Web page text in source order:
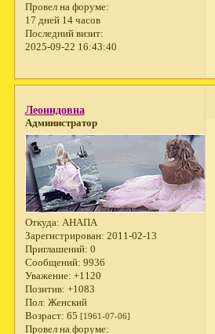
Провел на форуме:
17 дней 14 часов
Последний визит:
2025-09-22 16:43:40
Леонидовна
Администратор
Откуда: АНАПА
Зарегистрирован: 2011-02-13
Приглашений: 0
Сообщений: 9936
Уважение: +1120
Позитив: +1083
Пол: Женский
Возраст: 65 [1961-07-06]
Провел на форуме: